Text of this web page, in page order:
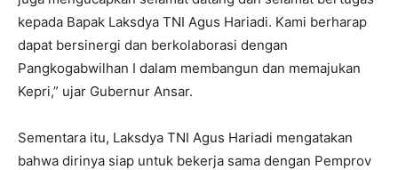
kepada Bapak Laksdya TNI Agus Hariadi. Kami berharap
dapat bersinergi dan berkolaborasi dengan
Pangkogabwilhan I dalam membangun dan memajukan
Kepri,” ujar Gubernur Ansar.
Sementara itu, Laksdya TNI Agus Hariadi mengatakan
bahwa dirinya siap untuk bekerja sama dengan Pemprov